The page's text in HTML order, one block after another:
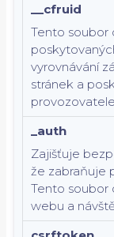
__cfruid
Tento soubor
vyrovnávání
stránek a
_auth
Zajišťuje
že zabraňuje
Tento soubor
webu a